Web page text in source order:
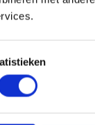
98% natuurlijk
één flesje